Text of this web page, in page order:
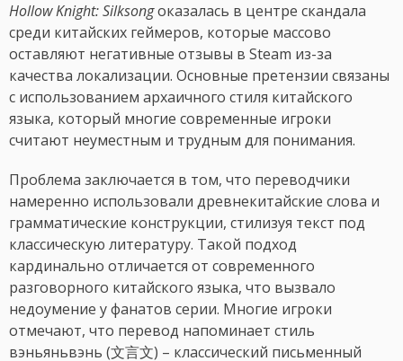
Hollow Knight: Silksongоказалась в центре скандала
среди китайских геймеров, которые массово
оставляют негативные отзывы в Steam из-за
качества локализации. Основные претензии связаны
с использованием архаичного стиля китайского
языка, который многие современные игроки
считают неуместным и трудным для понимания.
Проблема заключается в том, что переводчики
намеренно использовали древнекитайские слова и
грамматические конструкции, стилизуя текст под
классическую литературу. Такой подход
кардинально отличается от современного
разговорного китайского языка, что вызвало
недоумение у фанатов серии. Многие игроки
отмечают, что перевод напоминает стиль
вэньяньвэнь (文言文) – классический письменный